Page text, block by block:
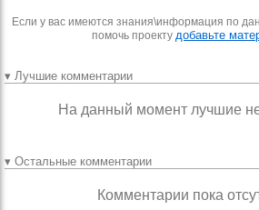
Если у вас имеются знания\информация по
помочь проекту добавьте
▾ Лучшие комментарии
На данный момент лучшие
▾ Остальные комментарии
Комментарии пока